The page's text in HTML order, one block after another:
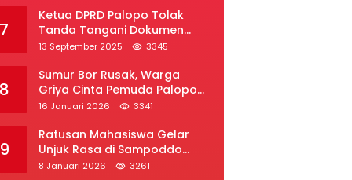
7
Ketua DPRD Palopo Tolak
Tanda Tangani Dokumen
Ranperda APBD Perubahan
13 September 2025 3345
8
Sumur Bor Rusak, Warga
Griya Cinta Pemuda Palopo
Desak Layanan Air Bersih
16 Januari 2026 3341
9
Ratusan Mahasiswa Gelar
Unjuk Rasa di Sampoddo
Palopo, Tuntut Pemekaran
8 Januari 2026 3261